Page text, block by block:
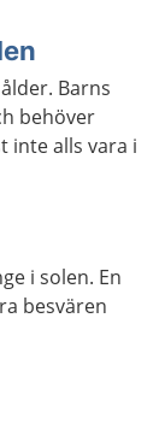
Barns
behöver
inte alls vara i
i solen. En
besvären